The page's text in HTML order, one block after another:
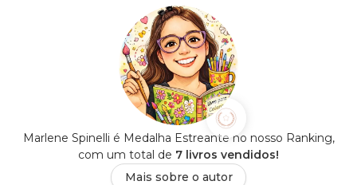
Marlene Spinelli é Medalha Estreante no nosso Ranking,
com um total de 7 livros vendidos!
Mais sobre o autor